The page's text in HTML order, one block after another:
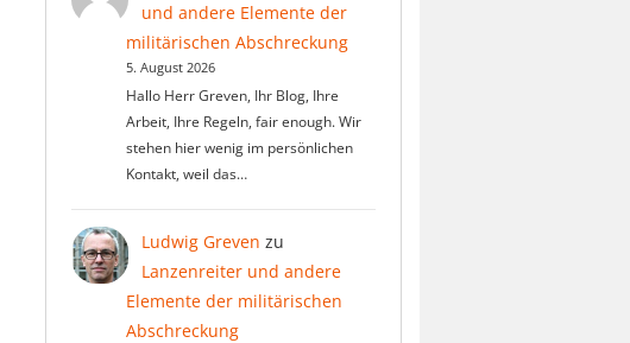
und andere Elemente der
militärischen Abschreckung
5. August 2026
Hallo Herr Greven, Ihr Blog, Ihre
Arbeit, Ihre Regeln, fair enough. Wir
stehen hier wenig im persönlichen
Kontakt, weil das…
Ludwig Greven zu
Lanzenreiter und andere
Elemente der militärischen
Abschreckung